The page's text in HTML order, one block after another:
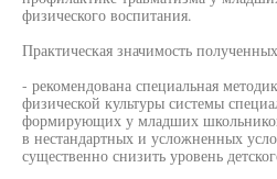
физического воспитания.
Практическая значимость полученных
- рекомендована специальная
физической культуры системы
формирующих у младших
в нестандартных и усложненных
существенно снизить уровень